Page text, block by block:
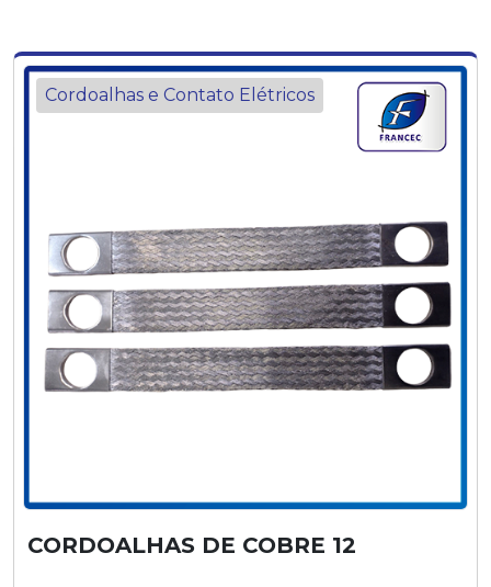
Cordoalhas e Contato Elétricos
CORDOALHAS DE COBRE 12